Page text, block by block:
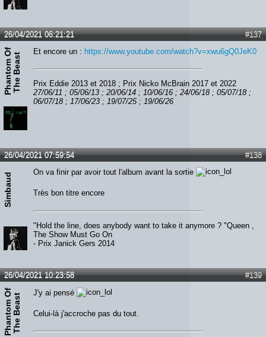
#137
26/04/2021 06:21:21
P
h
a
n
t
o
m
O
f
T
h
e
B
e
a
st
Et encore un : https://www.youtube.com/watch?v=xwu6gQ0JeK0
Prix Eddie 2013 et 2018 ; Prix Nicko McBrain 2017 et 2022
27/06/11 ; 05/06/13 ; 20/06/14 ; 10/06/16 ; 24/06/18 ; 05/07/18 ;
06/07/18 ; 17/06/23 ; 19/07/25 ; 19/06/26
#138
26/04/2021 07:59:54
Simbaud On va finir par avoir tout l'album avant la sortie
Très bon titre encore
"Hold the line, does anybody want to take it anymore ? "Queen ,
The Show Must Go On
- Prix Janick Gers 2014
#139
26/04/2021 10:23:58
P
h
a
n
t
o
m
O
f
T
h
e
B
e
a
st J'y ai pensé
Celui-là j'accroche pas du tout.